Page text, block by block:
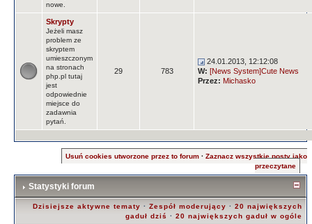
nowe.
Skrypty
Jeżeli masz
problem ze
skryptem
umieszczonym
na stronach
php.pl tutaj
jest
odpowiednie
miejsce do
zadawnia
pytań.
29 783
24.01.2013, 12:12:08
W: [News System]Cute News
Przez: Michasko
Usuń cookies utworzone przez to forum ·Zaznacz wszystkie posty jako
przeczytane
Statystyki forum
Dzisiejsze aktywne tematy · Zespół moderujący · 20 największych
gaduł dziś · 20 największych gaduł w ogóle